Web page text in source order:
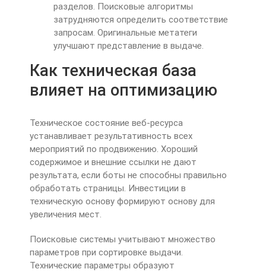
разделов. Поисковые алгоритмы
затрудняются определить соответствие
запросам. Оригинальные метатеги
улучшают представление в выдаче.
Как техническая база
влияет на оптимизацию
Техническое состояние веб-ресурса
устанавливает результативность всех
мероприятий по продвижению. Хороший
содержимое и внешние ссылки не дают
результата, если боты не способны правильно
обработать страницы. Инвестиции в
техническую основу формируют основу для
увеличения мест.
Поисковые системы учитывают множество
параметров при сортировке выдачи.
Технические параметры образуют